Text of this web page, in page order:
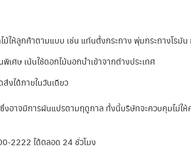
ให้ลูกค้าตามแบบ เช่น แท่นตั้งกระถาง พุ่มกระถางโรมั
ศษ เน้นใช้ดอกไม้นอกนำเข้าจากต่างประเทศ
งได้ภายในวันเดียว
งอาจมีการผันแปรตามฤดูกาล ทั้งนี้บริษัทจะควบคุมไม่ใ
2222 ได้ตลอด 24 ชั่วโมง